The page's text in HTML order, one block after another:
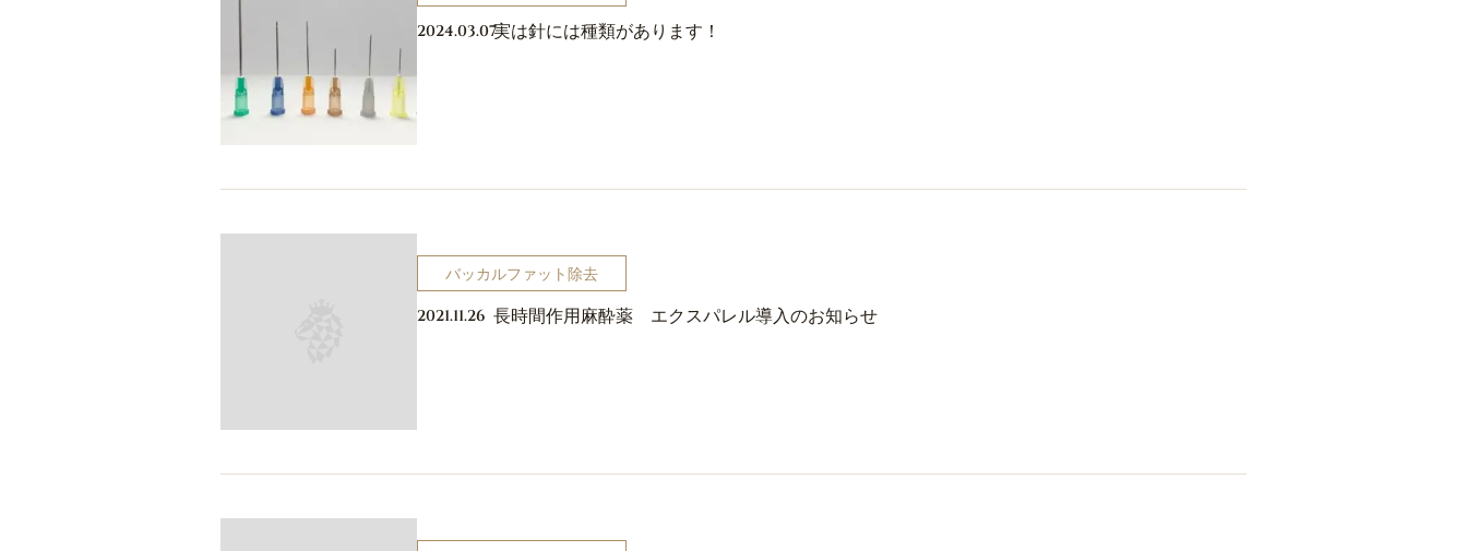
2024.03.07実は針には種類があります！
バッカルファット除去
2021.11.26 長時間作用麻酔薬 エクスパレル導入のお知らせ